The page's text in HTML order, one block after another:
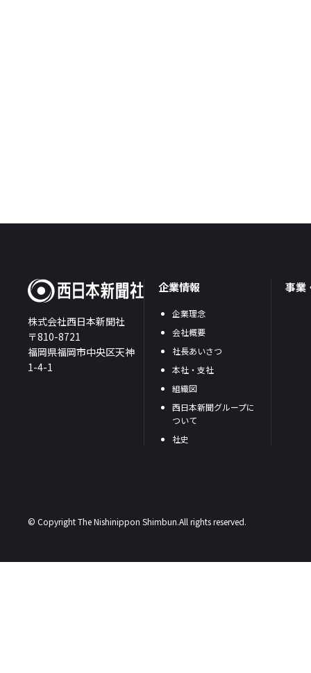
株式会社西日本新聞社
〒810-8721
福岡県福岡市中央区天神
1-4-1
企業情報
企業理念
会社概要
社長あいさつ
本社・支社
組織図
西日本新聞グループに
ついて
社史
事業
© Copyright The Nishinippon Shimbun.All rights reserved.